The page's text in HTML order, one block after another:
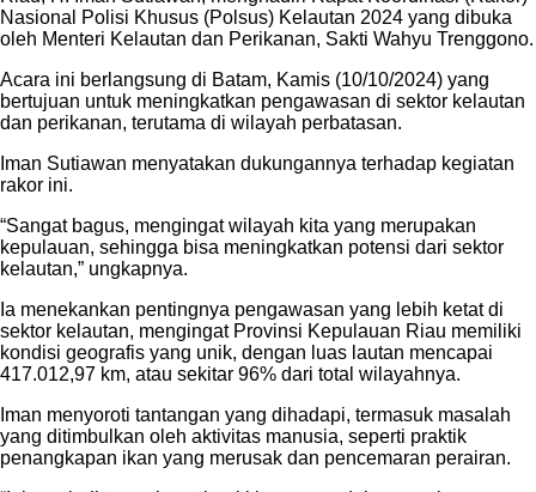
Nasional Polisi Khusus (Polsus) Kelautan 2024 yang dibuka
oleh Menteri Kelautan dan Perikanan, Sakti Wahyu Trenggono.
Acara ini berlangsung di Batam, Kamis (10/10/2024) yang
bertujuan untuk meningkatkan pengawasan di sektor kelautan
dan perikanan, terutama di wilayah perbatasan.
Iman Sutiawan menyatakan dukungannya terhadap kegiatan
rakor ini.
“Sangat bagus, mengingat wilayah kita yang merupakan
kepulauan, sehingga bisa meningkatkan potensi dari sektor
kelautan,” ungkapnya.
Ia menekankan pentingnya pengawasan yang lebih ketat di
sektor kelautan, mengingat Provinsi Kepulauan Riau memiliki
kondisi geografis yang unik, dengan luas lautan mencapai
417.012,97 km, atau sekitar 96% dari total wilayahnya.
Iman menyoroti tantangan yang dihadapi, termasuk masalah
yang ditimbulkan oleh aktivitas manusia, seperti praktik
penangkapan ikan yang merusak dan pencemaran perairan.